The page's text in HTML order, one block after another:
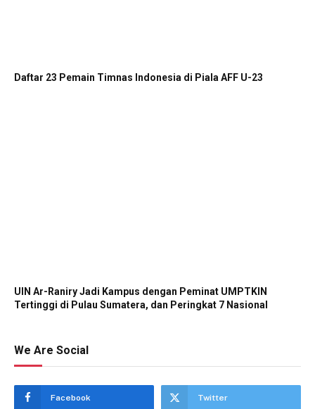
Daftar 23 Pemain Timnas Indonesia di Piala AFF U-23
UIN Ar-Raniry Jadi Kampus dengan Peminat UMPTKIN
Tertinggi di Pulau Sumatera, dan Peringkat 7 Nasional
We Are Social
Facebook Twitter